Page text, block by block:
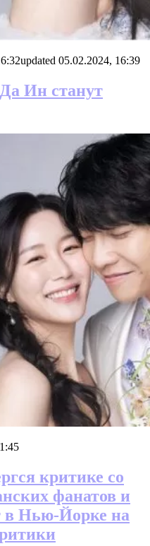
updated 05.02.2024, 16:39
Ин станут
критике со
фанатов и
в Нью-Йорке на